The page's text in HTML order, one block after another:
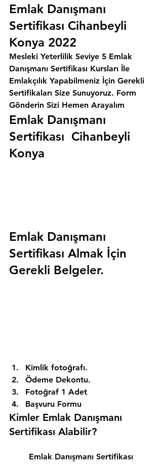
Emlak Danışmanı
Sertifikası Cihanbeyli
Konya 2022
Mesleki Yeterlilik Seviye 5 Emlak
Danışmanı Sertifikası Kursları İle
Emlakçılık Yapabilmeniz İçin Gerekli
Sertifikaları Size Sunuyoruz. Form
Gönderin Sizi Hemen Arayalım
Emlak Danışmanı
Sertifikası  Cihanbeyli
Konya
Emlak Danışmanı
Sertifikası Almak İçin
Gerekli Belgeler.
Kimlik fotoğrafı.
Ödeme Dekontu.
Fotoğraf 1 Adet
Başvuru Formu
Kimler Emlak Danışmanı
Sertifikası Alabilir?
Emlak Danışmanı Sertifikası